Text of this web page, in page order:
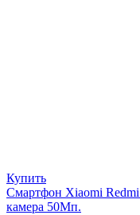
Купить
Смартфон Xiaomi
камера 50Мп.